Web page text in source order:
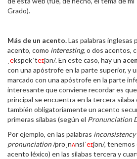
Grado).
Más de un acento.Las palabras inglesas
acento, como interesting, o dos acentos,
ekspekˈteɪʃən/. En este caso, hay un
con una apóstrofe en la parte superior, y
marcado con una apóstrofe en la parte
interesante que conviene recordar es
principal se encuentra en la tercera
también obligatoriamente un acento
primeras sílabas (según el Pronunciation
Por ejemplo, en las palabras inconsistency
pronunciation/prəˌnʌnsiˈeɪʃən/,
acento léxico) en las sílabas tercera y